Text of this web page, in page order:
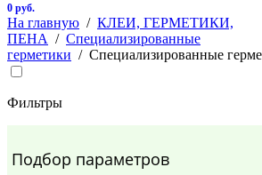
0 руб.
На главную / КЛЕИ, ГЕРМЕТИКИ,
ПЕНА / Специализированные
герметики / Специализированные
Фильтры
Подбор параметров